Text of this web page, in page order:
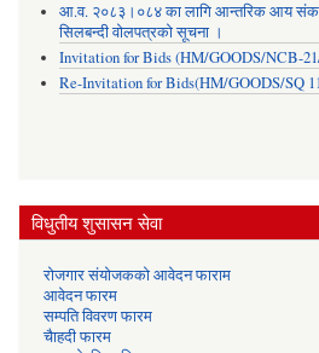
आ.व. २०८३।०८४ का लागि आन्तरिक आय
सिलबन्दी वोलपत्रको सूचना ।
Invitation for Bids (HM/GOODS/NCB-
Re-Invitation for Bids(HM/GOODS/SQ
विधुतीय शुसासन सेवा
रोजगार संयोजकको आवेदन फाराम
आवेदन फारम
सम्पति विवरण फारम
चैाहदी फारम